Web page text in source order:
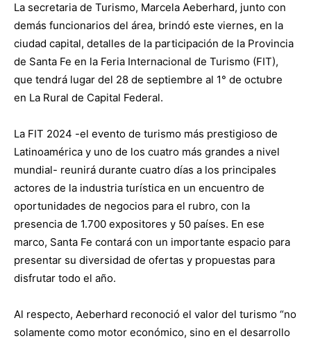
La secretaria de Turismo, Marcela Aeberhard, junto con
demás funcionarios del área, brindó este viernes, en la
ciudad capital, detalles de la participación de la Provincia
de Santa Fe en la Feria Internacional de Turismo (FIT),
que tendrá lugar del 28 de septiembre al 1° de octubre
en La Rural de Capital Federal.
La FIT 2024 -el evento de turismo más prestigioso de
Latinoamérica y uno de los cuatro más grandes a nivel
mundial- reunirá durante cuatro días a los principales
actores de la industria turística en un encuentro de
oportunidades de negocios para el rubro, con la
presencia de 1.700 expositores y 50 países. En ese
marco, Santa Fe contará con un importante espacio para
presentar su diversidad de ofertas y propuestas para
disfrutar todo el año.
Al respecto, Aeberhard reconoció el valor del turismo “no
solamente como motor económico, sino en el desarrollo